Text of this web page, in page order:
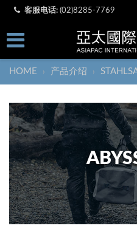
客服电话: (02)8285-7769
HOME › 产品介绍 ›